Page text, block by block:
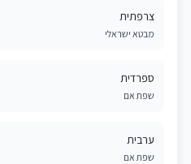
צרפתית
מבטא ישראלי
ספרדית
שפת אם
ערבית
שפת אם